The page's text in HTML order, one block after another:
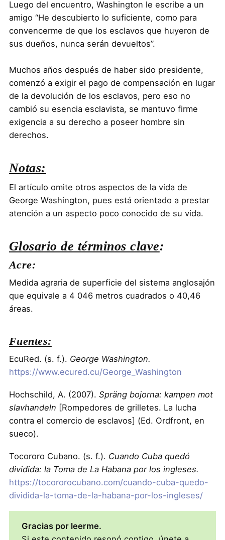
Luego del encuentro, Washington le escribe a un
amigo “He descubierto lo suficiente, como para
convencerme de que los esclavos que huyeron de
sus dueños, nunca serán devueltos”.
Muchos años después de haber sido presidente,
comenzó a exigir el pago de compensación en lugar
de la devolución de los esclavos, pero eso no
cambió su esencia esclavista, se mantuvo firme
exigencia a su derecho a poseer hombre sin
derechos.
Notas:
El artículo omite otros aspectos de la vida de
George Washington, pues está orientado a prestar
atención a un aspecto poco conocido de su vida.
Glosario de términos clave:
Acre:
Medida agraria de superficie del sistema anglosajón
que equivale a 4 046 metros cuadrados o 40,46
áreas.
Fuentes:
EcuRed. (s. f.). George Washington.
https://www.ecured.cu/George_Washington
Hochschild, A. (2007). Spräng bojorna: kampen mot
slavhandeln [Rompedores de grilletes. La lucha
contra el comercio de esclavos] (Ed. Ordfront, en
sueco).
Tocororo Cubano. (s. f.). Cuando Cuba quedó
dividida: la Toma de La Habana por los ingleses.
https://tocororocubano.com/cuando-cuba-quedo-
dividida-la-toma-de-la-habana-por-los-ingleses/
Gracias por leerme.